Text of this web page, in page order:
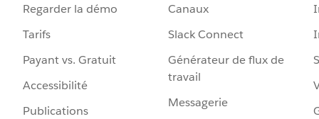
Regarder la démo
Tarifs
Payant vs. Gratuit
Accessibilité
Publications
Canaux
Slack Connect
Générateur de flux de
travail
Messagerie